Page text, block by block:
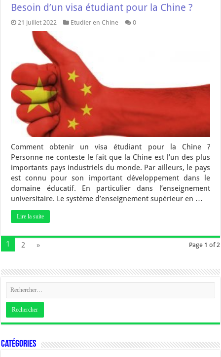
Besoin d’un visa étudiant pour la Chine ?
21 juillet 2022 Etudier en Chine 0
Comment obtenir un visa étudiant pour la Chine ?
Personne ne conteste le fait que la Chine est l’un des plus
importants pays industriels du monde. Par ailleurs, le pays
est connu pour son important développement dans le
domaine éducatif. En particulier dans l’enseignement
universitaire. Le système d’enseignement supérieur en …
Lire la suite
Page 1 of 2
1 2 »
Catégories